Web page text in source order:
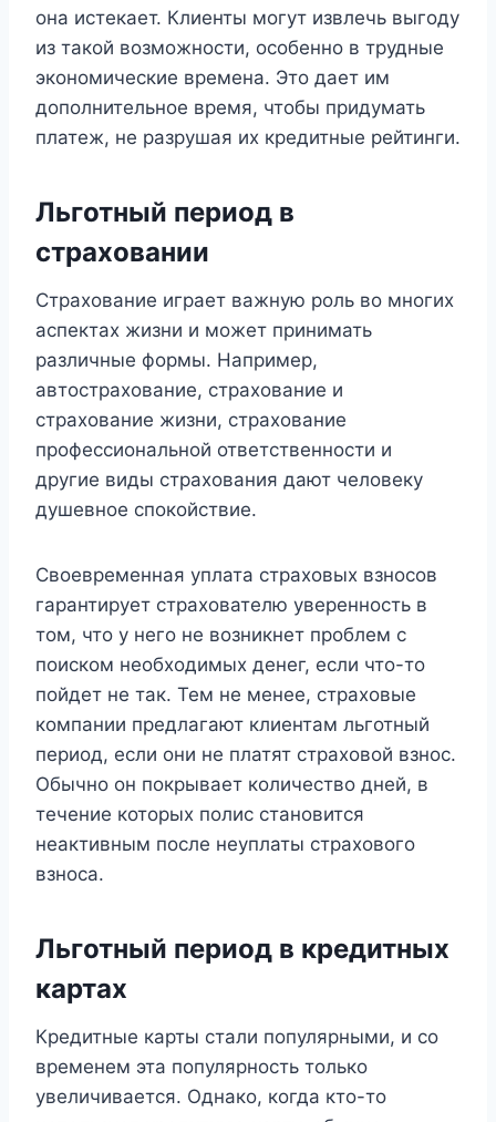
она истекает. Клиенты могут извлечь выгоду
из такой возможности, особенно в трудные
экономические времена. Это дает им
дополнительное время, чтобы придумать
платеж, не разрушая их кредитные рейтинги.
Льготный период в
страховании
Страхование играет важную роль во многих
аспектах жизни и может принимать
различные формы. Например,
автострахование, страхование и
страхование жизни, страхование
профессиональной ответственности и
другие виды страхования дают человеку
душевное спокойствие.
Своевременная уплата страховых взносов
гарантирует страхователю уверенность в
том, что у него не возникнет проблем с
поиском необходимых денег, если что-то
пойдет не так. Тем не менее, страховые
компании предлагают клиентам льготный
период, если они не платят страховой взнос.
Обычно он покрывает количество дней, в
течение которых полис становится
неактивным после неуплаты страхового
взноса.
Льготный период в кредитных
картах
Кредитные карты стали популярными, и со
временем эта популярность только
увеличивается. Однако, когда кто-то